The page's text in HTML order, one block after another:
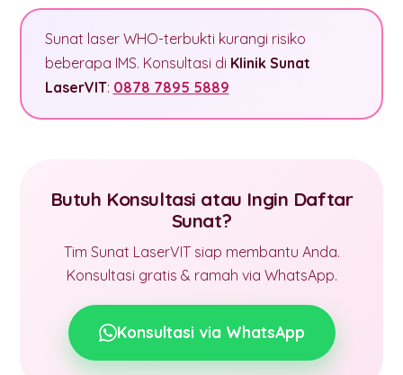
Sunat laser WHO-terbukti kurangi risiko
beberapa IMS. Konsultasi di Klinik Sunat
LaserVIT: 0878 7895 5889
Butuh Konsultasi atau Ingin Daftar
Sunat?
Tim Sunat LaserVIT siap membantu Anda.
Konsultasi gratis & ramah via WhatsApp.
Konsultasi via WhatsApp